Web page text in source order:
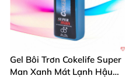
Gel Bôi Trơn Cokelife Super
Man Xanh Mát Lạnh Hậu